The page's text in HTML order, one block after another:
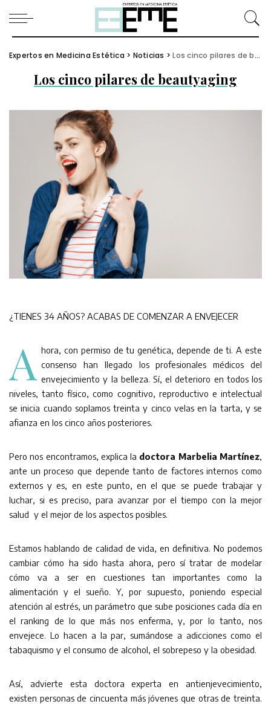
Expertos en Medicina Estética > Noticias >Los cinco pilares de beautyaging
Los cinco pilares de beautyaging
¿TIENES 34 AÑOS? ACABAS DE COMENZAR A ENVEJECER
A hora, con permiso de tu genética, depende de ti. A este
consenso han llegado los profesionales médicos del
envejecimiento y la belleza. Sí, el deterioro en todos los
niveles, tanto físico, como cognitivo, reproductivo e intelectual
se inicia cuando soplamos treinta y cinco velas en la tarta, y se
afianza en los cinco años posteriores.
Pero nos encontramos, explica la doctora Marbelia Martínez,
ante un proceso que depende tanto de factores internos como
externos y es, en este punto, en el que se puede trabajar y
luchar, si es preciso, para avanzar por el tiempo con la mejor
salud y el mejor de los aspectos posibles.
Estamos hablando de calidad de vida, en definitiva. No podemos
cambiar cómo ha sido hasta ahora, pero sí tratar de modelar
cómo va a ser en cuestiones tan importantes como la
alimentación y el sueño. Y, por supuesto, poniendo especial
atención al estrés, un parámetro que sube posiciones cada día en
el ranking de lo que más nos enferma, y, por lo tanto, nos
envejece. Lo hacen a la par, sumándose a adicciones como el
tabaquismo y el consumo de alcohol, el sobrepeso y la obesidad.
Así, advierte esta doctora experta en antienjevecimiento,
existen personas de cincuenta más jóvenes que otras de treinta.